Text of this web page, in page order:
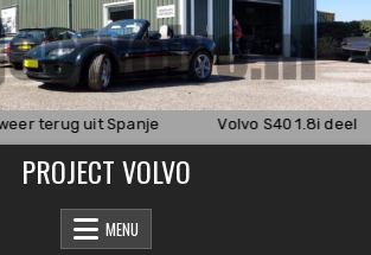
terug uit Spanje Volvo S40 1.8i deel 3
PROJECT VOLVO
MENU